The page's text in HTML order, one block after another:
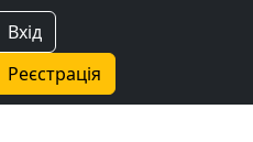
Вхід
Реєстрація